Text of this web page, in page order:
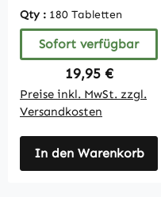
Qty : 180 Tabletten
Sofort verfügbar
Regulärer Preis:
19,95 €
Preise inkl. MwSt. zzgl.
Versandkosten
In den Warenkorb